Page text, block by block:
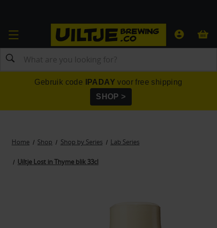
Search
Gebruik code IPADAY voor free shipping
SHOP >
Home Shop Shop by Series Lab Series
Uiltje Lost in Thyme blik 33cl